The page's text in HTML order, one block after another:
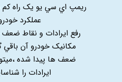
ريمپ اي سي يو يک راه کم
عملکرد
رفع ايرادات و نقاط ضعف
مکانيک خودرو آن
ضعف ها پيدا شده
ايرادات را